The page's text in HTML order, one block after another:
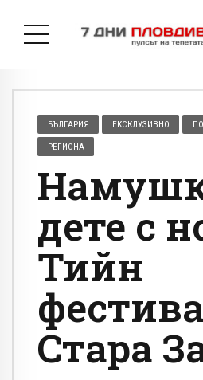
БЪЛГАРИЯ ЕКСКЛУЗИВНО
РЕГИОНА
дете с
Тийн
Стара